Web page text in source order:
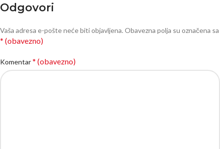
Odgovori
Vaša adresa e-pošte neće biti objavljena. Obavezna polja su označena sa
* (obavezno)
Komentar* (obavezno)